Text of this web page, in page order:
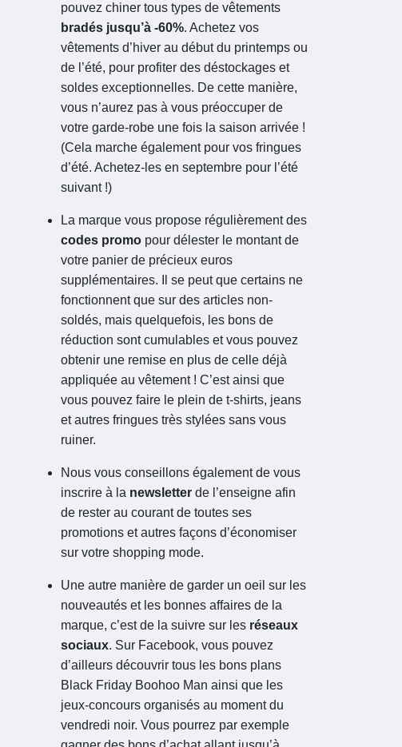
pouvez chiner tous types de vêtements
bradés jusqu’à -60%. Achetez vos
vêtements d’hiver au début du printemps ou
de l’été, pour profiter des déstockages et
soldes exceptionnelles. De cette manière,
vous n’aurez pas à vous préoccuper de
votre garde-robe une fois la saison arrivée !
(Cela marche également pour vos fringues
d’été. Achetez-les en septembre pour l’été
suivant !)
La marque vous propose régulièrement des
codes promo pour délester le montant de
votre panier de précieux euros
supplémentaires. Il se peut que certains ne
fonctionnent que sur des articles non-
soldés, mais quelquefois, les bons de
réduction sont cumulables et vous pouvez
obtenir une remise en plus de celle déjà
appliquée au vêtement ! C’est ainsi que
vous pouvez faire le plein de t-shirts, jeans
et autres fringues très stylées sans vous
ruiner.
Nous vous conseillons également de vous
inscrire à la newsletter de l’enseigne afin
de rester au courant de toutes ses
promotions et autres façons d’économiser
sur votre shopping mode.
Une autre manière de garder un oeil sur les
nouveautés et les bonnes affaires de la
marque, c’est de la suivre sur les réseaux
sociaux. Sur Facebook, vous pouvez
d’ailleurs découvrir tous les bons plans
Black Friday Boohoo Man ainsi que les
jeux-concours organisés au moment du
vendredi noir. Vous pourrez par exemple